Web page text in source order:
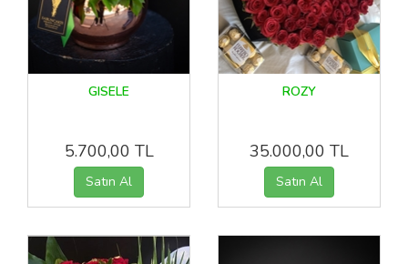
GISELE
5.700,00 TL
ROZY
35.000,00 TL